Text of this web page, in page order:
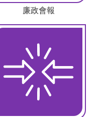
廉政會報